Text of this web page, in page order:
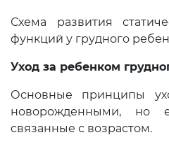
Схема развития
функций у грудного
Уход за ребенком
Основные принципы
новорожденными, но
связанные с возрастом.